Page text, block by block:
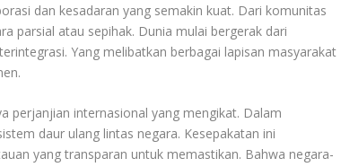
dan kesadaran yang semakin kuat. Dari komunitas
parsial atau sepihak. Dunia mulai bergerak dari
Yang melibatkan berbagai lapisan masyarakat
perjanjian internasional yang mengikat. Dalam
daur ulang lintas negara. Kesepakatan ini
yang transparan untuk memastikan. Bahwa negara-